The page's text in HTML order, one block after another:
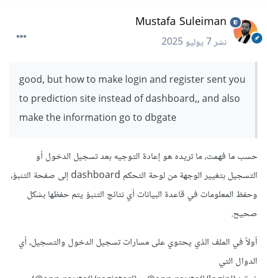
Mustafa Suleiman
نشر7 يوليو 2025
good, but how to make login and register sent you
to prediction site instead of dashboard,, and also
make the information go to dbgate
حسب ما فهمت، ما تريده هو إعادة التوجيه بعد تسجيل الدخول أو
التسجيل بتغيير الوجهة من لوحة التحكم dashboard إلى صفحة التنبؤ،
وحفظ المعلومات في قاعدة البيانات أي نتائج التنبؤ يتم حفظها بشكل
صحيح.
أولاً في الملف الذي يحتوي على مسارات تسجيل الدخول والتسجيل، أي
الدوال التي